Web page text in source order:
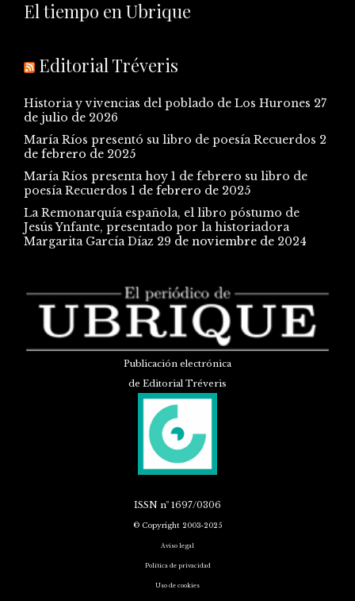
El tiempo en Ubrique
Editorial Tréveris
Historia y vivencias del poblado de Los Hurones 27
de julio de 2026
María Ríos presentó su libro de poesía Recuerdos 2
de febrero de 2025
María Ríos presenta hoy 1 de febrero su libro de
poesía Recuerdos 1 de febrero de 2025
La Remonarquía española, el libro póstumo de
Jesús Ynfante, presentado por la historiadora
Margarita García Díaz 29 de noviembre de 2024
Publicación electrónica
de Editorial Tréveris
ISSN nº 1697/0306
© Copyright 2003-2025
Aviso legal
Política de privacidad
Uso de cookies